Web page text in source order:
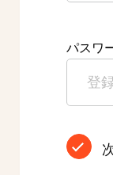
パスワ